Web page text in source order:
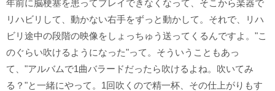
年前に脳梗塞を患ってプレイできなくなって、そこから楽器で
リハビリして、動かない右手をずっと動かして。それで、リハ
ビリ途中の段階の映像をしょっちゅう送ってくるんですよ。"こ
のぐらい吹けるようになった"って。そういうこともあっ
て、"アルバムで1曲バラードだったら吹けるよね。吹いてみ
る？"と一緒にやって。1回吹くので精一杯、その仕上がりもす